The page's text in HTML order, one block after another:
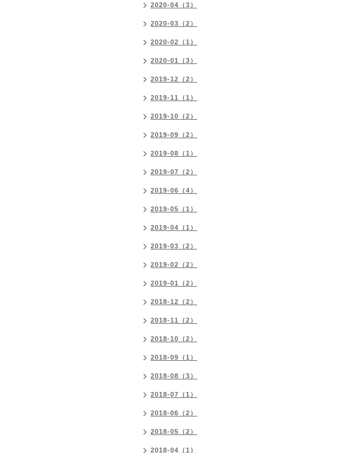
2020-04（3）
2020-03（2）
2020-02（1）
2020-01（3）
2019-12（2）
2019-11（1）
2019-10（2）
2019-09（2）
2019-08（1）
2019-07（2）
2019-06（4）
2019-05（1）
2019-04（1）
2019-03（2）
2019-02（2）
2019-01（2）
2018-12（2）
2018-11（2）
2018-10（2）
2018-09（1）
2018-08（3）
2018-07（1）
2018-06（2）
2018-05（2）
2018-04（1）